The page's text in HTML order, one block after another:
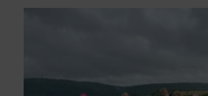
Kriseninterventionsteam, lesen
der Arbeitsgemeinschaft
eichstaett.de